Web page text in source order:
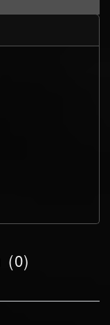
(0)